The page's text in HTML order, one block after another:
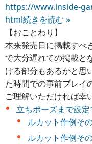
https://www.inside-
html続きを読む »
【おことわり】
本来発売日に掲載すべ
で大分遅れての掲載と
ける部分もあるかと思
た時間での事前プレイ
ご理解いただければ幸
立ちポーズまで設
ルカット作例そ
ルカット作例そ